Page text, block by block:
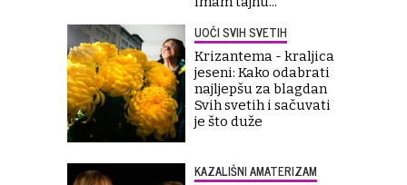
UOČI SVIH SVETIH
Krizantema - kraljica
jeseni: Kako odabrati
najljepšu za blagdan
Svih svetih i sačuvati
je što duže
KAZALIŠNI AMATERIZAM